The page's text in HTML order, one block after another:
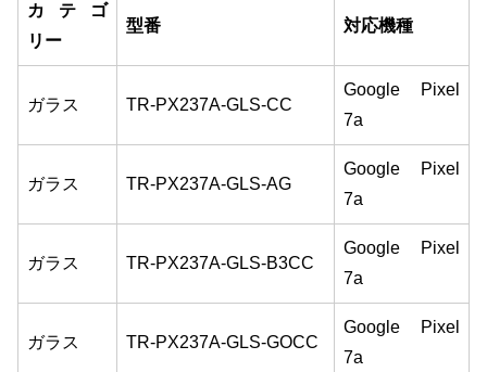
カテゴ
リー
型番 対応機種
ガラス TR-PX237A-GLS-CC
Google Pixel
7a
ガラス TR-PX237A-GLS-AG
Google Pixel
7a
ガラス TR-PX237A-GLS-B3CC
Google Pixel
7a
ガラス TR-PX237A-GLS-GOCC
Google Pixel
7a